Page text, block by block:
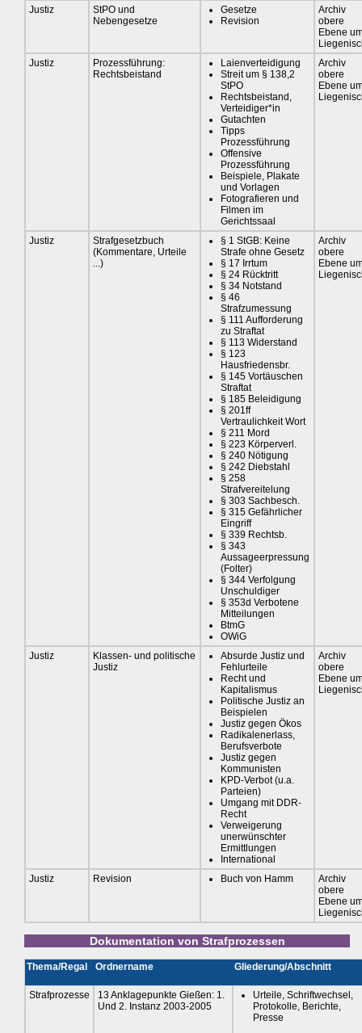
Justiz
StPO und
Nebengesetze
Gesetze
Revision
Archiv
obere
Ebene
Justiz
Prozessführung:
Rechtsbeistand
Laienverteidigung
Streit um § 138,2
StPO
Rechtsbeistand,
Verteidiger*in
Gutachten
Tipps
Prozessführung
Offensive
Prozessführung
Beispiele, Plakate
und Vorlagen
Fotografieren und
Filmen im
Gerichtssaal
Archiv
obere
Ebene
Justiz
Strafgesetzbuch
(Kommentare, Urteile
...)
§ 1 StGB: Keine
Strafe ohne Gesetz
§ 17 Irrtum
§ 24 Rücktritt
§ 34 Notstand
§ 46
Strafzumessung
§ 111 Aufforderung
zu Straftat
§ 113 Widerstand
§ 123
Hausfriedensbr.
§ 145 Vortäuschen
Straftat
§ 185 Beleidigung
§ 201ff
Vertraulichkeit Wort
§ 211 Mord
§ 223 Körperverl.
§ 240 Nötigung
§ 242 Diebstahl
§ 258
Strafvereitelung
§ 303 Sachbesch.
§ 315 Gefährlicher
Eingriff
§ 339 Rechtsb.
§ 343
Aussageerpressung
(Folter)
§ 344 Verfolgung
Unschuldiger
§ 353d Verbotene
Mitteilungen
BtmG
OWiG
Archiv
obere
Ebene
Justiz
Klassen- und politische
Justiz
Absurde Justiz und
Fehlurteile
Recht und
Kapitalismus
Politische Justiz an
Beispielen
Justiz gegen Ökos
Radikalenerlass,
Berufsverbote
Justiz gegen
Kommunisten
KPD-Verbot (u.a.
Parteien)
Umgang mit DDR-
Recht
Verweigerung
unerwünschter
Ermittlungen
International
Archiv
obere
Ebene
Justiz Revision Buch von Hamm
Archiv
obere
Ebene
Dokumentation von Strafprozessen
Thema/Regal Ordnername Gliederung/Abschnitt
Strafprozesse
13 Anklagepunkte Gießen: 1.
Und 2. Instanz 2003-2005
Urteile, Schriftwechsel,
Protokolle, Berichte,
Presse